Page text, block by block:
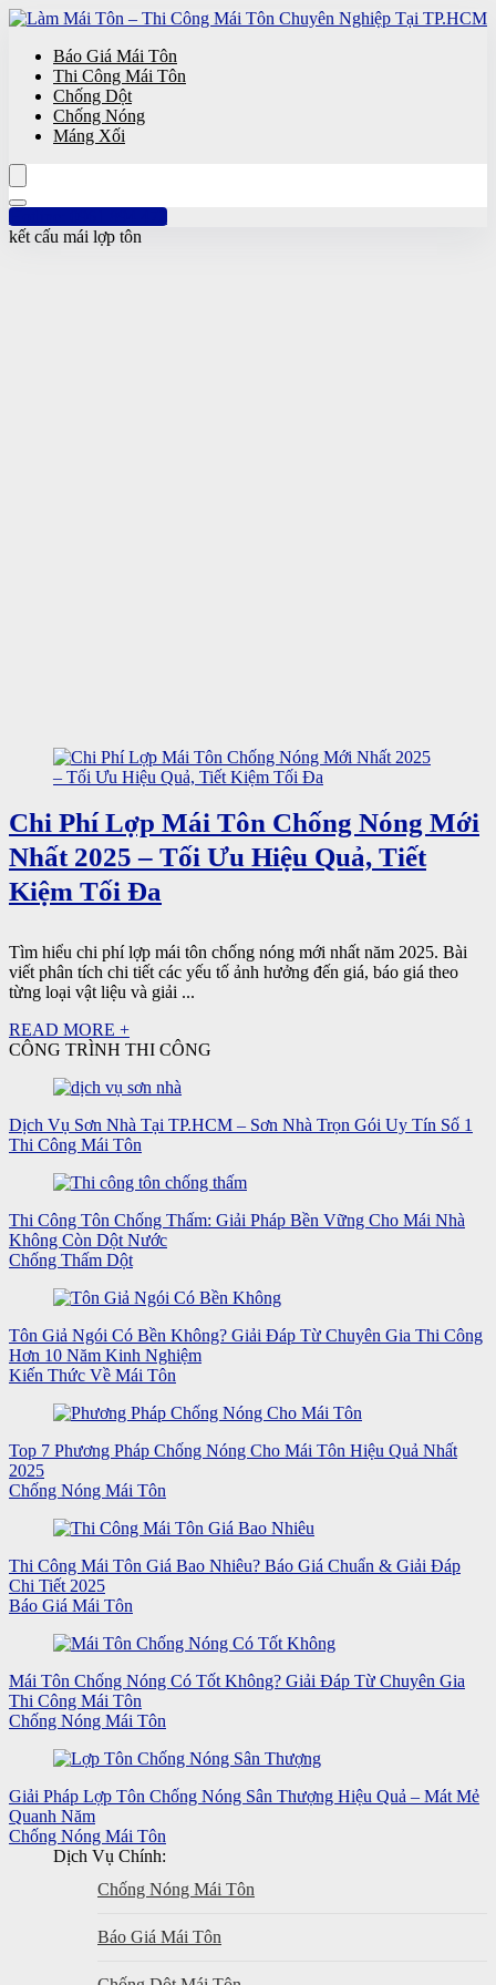
Báo Giá Mái Tôn
Thi Công Mái Tôn
Chống Dột
Chống Nóng
Máng Xối
Hotline: 0961 894 472
kết cấu mái lợp tôn
Chi Phí Lợp Mái Tôn Chống Nóng Mới
Nhất 2025 – Tối Ưu Hiệu Quả, Tiết
Kiệm Tối Đa
Tìm hiểu chi phí lợp mái tôn chống nóng mới nhất năm 2025. Bài
viết phân tích chi tiết các yếu tố ảnh hưởng đến giá, báo giá theo
từng loại vật liệu và giải ...
READ MORE +
CÔNG TRÌNH THI CÔNG
Dịch Vụ Sơn Nhà Tại TP.HCM – Sơn Nhà Trọn Gói Uy Tín Số 1
Thi Công Mái Tôn
Thi Công Tôn Chống Thấm: Giải Pháp Bền Vững Cho Mái Nhà
Không Còn Dột Nước
Chống Thấm Dột
Tôn Giả Ngói Có Bền Không? Giải Đáp Từ Chuyên Gia Thi Công
Hơn 10 Năm Kinh Nghiệm
Kiến Thức Về Mái Tôn
Top 7 Phương Pháp Chống Nóng Cho Mái Tôn Hiệu Quả Nhất
2025
Chống Nóng Mái Tôn
Thi Công Mái Tôn Giá Bao Nhiêu? Báo Giá Chuẩn & Giải Đáp
Chi Tiết 2025
Báo Giá Mái Tôn
Mái Tôn Chống Nóng Có Tốt Không? Giải Đáp Từ Chuyên Gia
Thi Công Mái Tôn
Chống Nóng Mái Tôn
Giải Pháp Lợp Tôn Chống Nóng Sân Thượng Hiệu Quả – Mát Mẻ
Quanh Năm
Chống Nóng Mái Tôn
Dịch Vụ Chính:
Chống Nóng Mái Tôn
Báo Giá Mái Tôn